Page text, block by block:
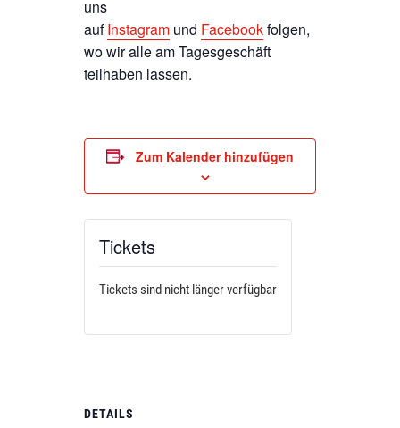
uns
aufInstagram und Facebookfolgen,
wo wir alle am Tagesgeschäft
teilhaben lassen.
Zum Kalender hinzufügen
DETAILS
Tickets
Tickets sind nicht länger verfügbar